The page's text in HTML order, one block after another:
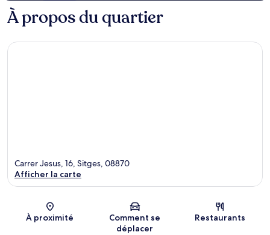
À propos du quartier
Carte
Carrer Jesus, 16, Sitges, 08870
Afficher la carte
À proximité
Comment se
déplacer
Restaurants